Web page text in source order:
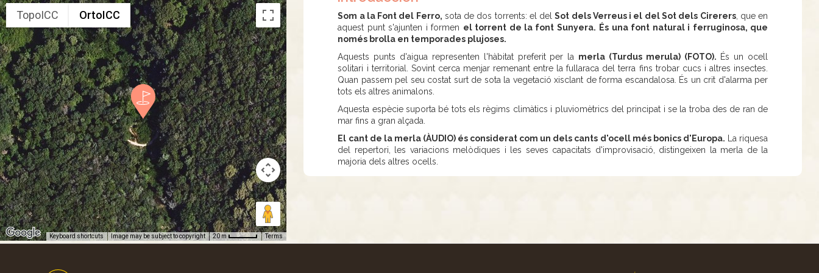
TopoICC OrtoICC
Keyboard shortcuts Image may be subject to copyright 20 m Terms
Som a la Font del Ferro, sota de dos torrents: el delSot dels Verreus i el del Sot dels Cirerers, que en
aquest punt s'ajunten i formen el torrent de la font Sunyera. És una font natural i ferruginosa, que
només brolla en temporades plujoses.
Aquests punts d'aigua representen l'hàbitat preferit per la merla (Turdus merula) (FOTO). És un ocell
solitari i territorial. Sovint cerca menjar remenant entre la fullaraca del terra fins trobar cucs i altres insectes.
Quan passem pel seu costat surt de sota la vegetació xisclant de forma escandalosa. És un crit d'alarma per
tots els altres animalons.
Aquesta espècie suporta bé tots els règims climàtics i pluviomètrics del principat i se la troba des de ran de
mar fins a gran alçada.
El cant de la merla (ÀUDIO) és considerat com un dels cants d'ocell més bonics d'Europa. La riquesa
del repertori, les variacions melòdiques i les seves capacitats d'improvisació, distingeixen la merla de la
majoria dels altres ocells.